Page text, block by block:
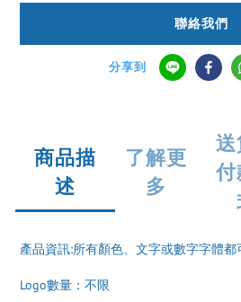
聯絡我們
分享到
商品描
述
了解更
多
送
付
產品資訊:所有顏色、文字或數字字體
Logo數量：不限